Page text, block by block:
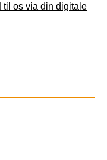
til os via din digitale